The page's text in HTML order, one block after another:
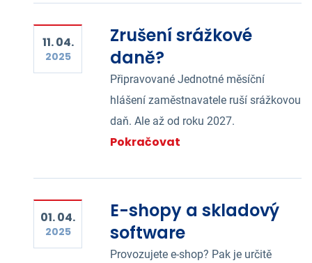
11. 04.
2025
Zrušení srážkové
daně?
Připravované Jednotné měsíční
hlášení zaměstnavatele ruší srážkovou
daň. Ale až od roku 2027.
Pokračovat
01. 04.
2025
E-shopy a skladový
software
Provozujete e-shop? Pak je určitě